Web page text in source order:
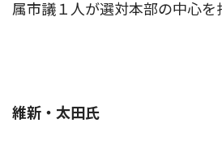
属市議１人が選対本部の中心を
維新・太田氏